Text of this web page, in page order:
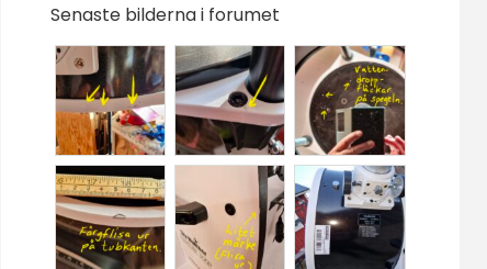
Senaste bilderna i forumet